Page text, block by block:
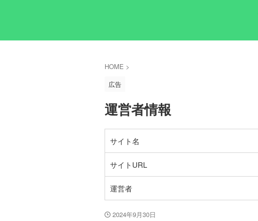
HOME >
広告
運営者情報
サイト名
サイトURL
運営者
2024年9月30日